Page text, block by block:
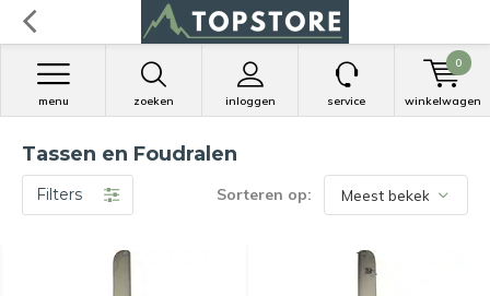
zoeken inloggen
menu service winkelwagen
0
Tassen en Foudralen
Filters Sorteren op: